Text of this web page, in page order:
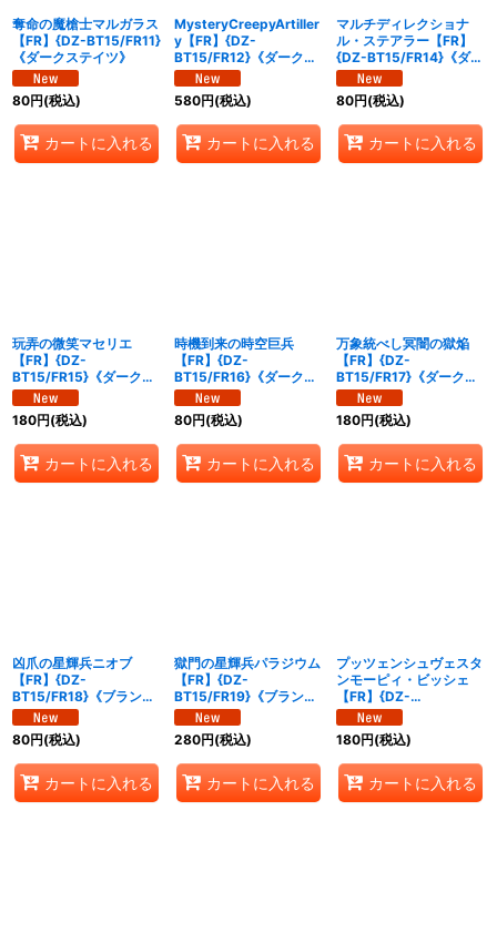
奪命の魔槍士マルガラス
【FR】{DZ-BT15/FR11}
《ダークステイツ》
80円(税込)
カートに入れる
MysteryCreepyArtiller
y【FR】{DZ-
BT15/FR12}《ダークス
テイツ》
580円(税込)
カートに入れる
マルチディレクショナ
ル・ステアラー【FR】
{DZ-BT15/FR14}《ダー
クステイツ》
80円(税込)
カートに入れる
玩弄の微笑マセリエ
【FR】{DZ-
BT15/FR15}《ダークス
テイツ》
180円(税込)
カートに入れる
時機到来の時空巨兵
【FR】{DZ-
BT15/FR16}《ダークス
テイツ》
80円(税込)
カートに入れる
万象統べし冥闇の獄焔
【FR】{DZ-
BT15/FR17}《ダークス
テイツ》
180円(税込)
カートに入れる
凶爪の星輝兵ニオブ
【FR】{DZ-
BT15/FR18}《ブラント
ゲート》
80円(税込)
カートに入れる
獄門の星輝兵パラジウム
【FR】{DZ-
BT15/FR19}《ブラント
ゲート》
280円(税込)
カートに入れる
プッツェンシュヴェスタ
ンモーピィ・ビッシェ
【FR】{DZ-
BT15/FR20}《ブラント
ゲート》
180円(税込)
カートに入れる